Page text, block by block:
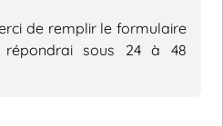
de remplir le formulaire
répondrai sous 24 à 48